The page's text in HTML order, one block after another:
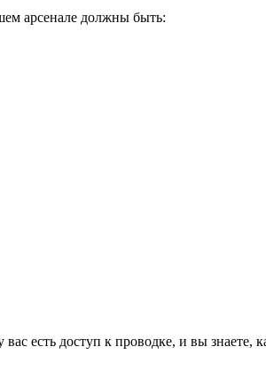
арсенале должны быть:
есть доступ к проводке, и вы знаете,